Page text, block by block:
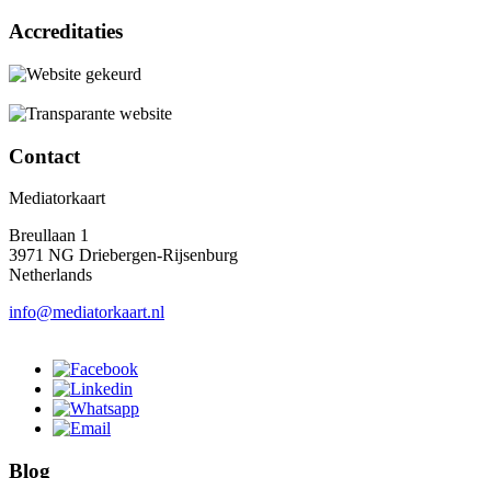
Accreditaties
Contact
Mediatorkaart
Breullaan 1
3971 NG Driebergen-Rijsenburg
Netherlands
info@mediatorkaart.nl
Blog